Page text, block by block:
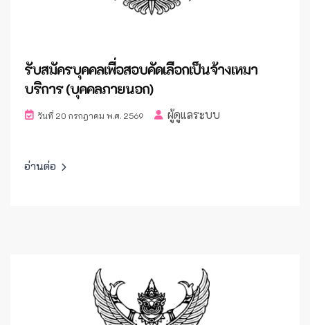
รับสมัครบุคคลเพื่อสอบคัดเลือกเป็นจ้างเหมา
บริการ (บุคคลภายนอก)
วันที่ 20 กรกฎาคม พ.ศ. 2569 ผู้ดูแลระบบ
อ่านต่อ